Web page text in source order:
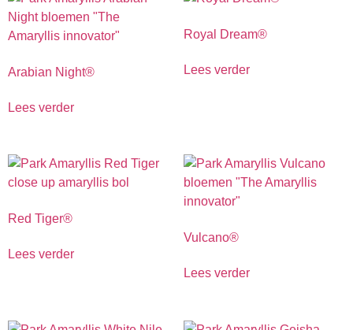
Arabian Night®
Lees verder
Royal Dream®
Lees verder
Red Tiger®
Lees verder
Vulcano®
Lees verder